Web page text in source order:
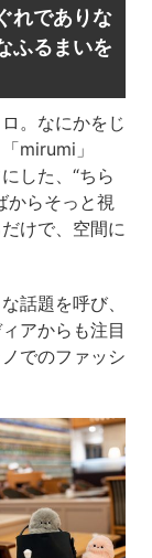
れでありな
ふるまいを
。なにかをじ
mirumi」
した、“ちら
からそっと視
けで、空間に
話題を呼び、
アからも注目
でのファッシ